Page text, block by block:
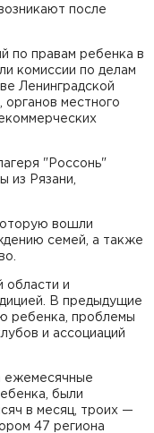
после
по правам ребенка в
комиссии по делам
Ленинградской
органов местного
"Россонь"
из Рязани,
вошли
семей, а также
области и
В предыдущие
ребенка, проблемы
и ассоциаций
ежемесячные
были
в месяц, троих —
47 региона